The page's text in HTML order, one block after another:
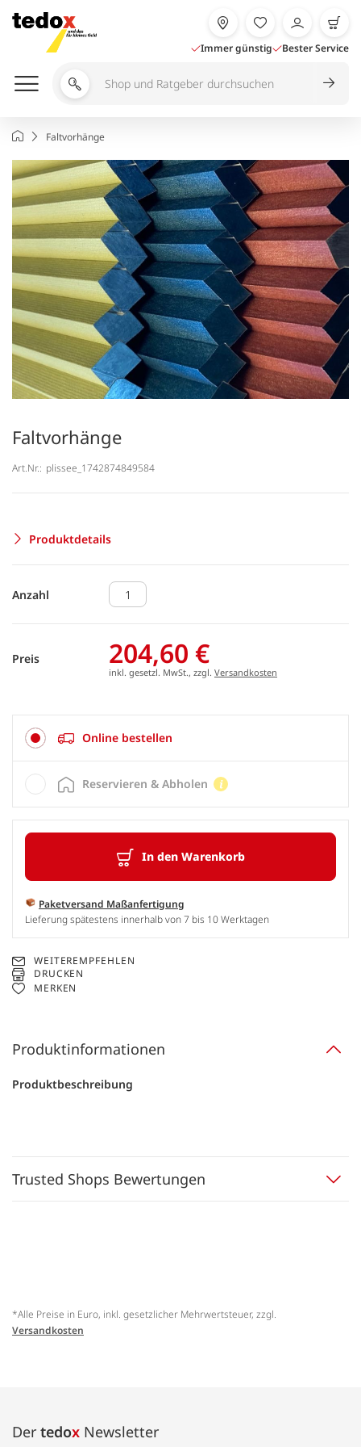
Inhalt
springen
Immer günstig Bester Service
Shop
durchsuchen
StartseiteFaltvorhänge
Faltvorhänge
Art.Nr.: plissee_1742874849584
Produktdetails
Anzahl
Preis 204,60 €
inkl. gesetzl. MwSt., zzgl. Versandkosten
Online bestellen
In den Warenkorb
Paketversand Maßanfertigung
Lieferung spätestens innerhalb von 7 bis 10 Werktagen
Reservieren & Abholen
WEITEREMPFEHLEN
DRUCKEN
MERKEN
Produktinformationen
Produktbeschreibung
Trusted Shops Bewertungen
*Alle Preise in Euro, inkl. gesetzlicher Mehrwertsteuer, zzgl.
Versandkosten
Der tedox Newsletter